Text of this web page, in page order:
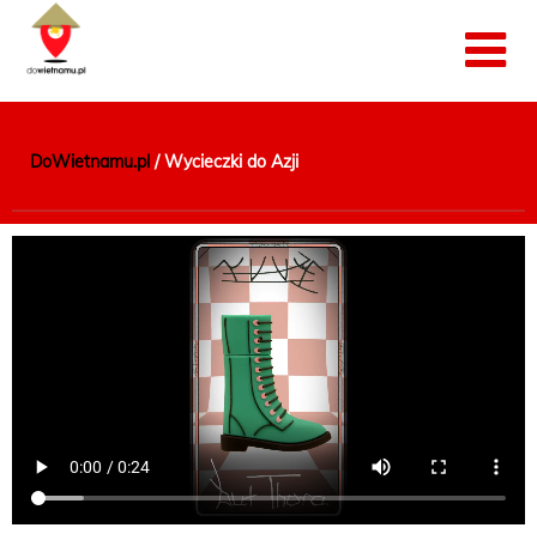
DoWietnamu.pl /Wycieczki do Azji